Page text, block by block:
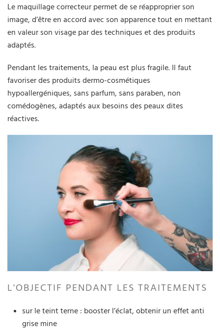
Le maquillage correcteur permet de se réapproprier son
image, d’être en accord avec son apparence tout en mettant
en valeur son visage par des techniques et des produits
adaptés.
Pendant les traitements, la peau est plus fragile. Il faut
favoriser des produits dermo-cosmétiques
hypoallergéniques, sans parfum, sans paraben, non
comédogènes, adaptés aux besoins des peaux dites
réactives.
L'OBJECTIF PENDANT LES TRAITEMENTS
sur le teint terne : booster l’éclat, obtenir un effet anti
grise mine